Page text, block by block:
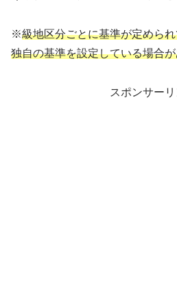
※級地区分ごとに基準が定めら
独自の基準を設定している場合
スポンサーリ